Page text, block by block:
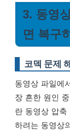
3. 동영
면 복구
코덱 문제
동영상 파일에
장 흔한 원인
란 동영상 압
하려는 동영상